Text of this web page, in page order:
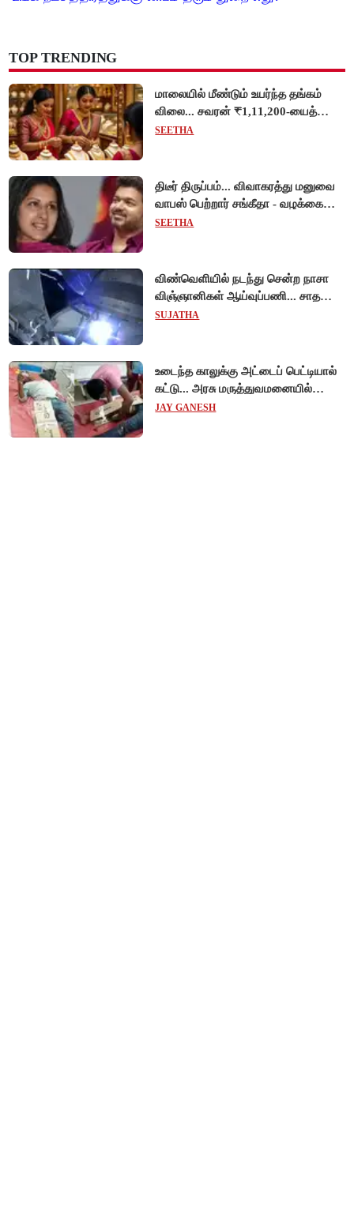
TOP TRENDING
மாலையில் மீண்டும் உயர்ந்த தங்கம்
விலை... சவரன் ₹1,11,200-யைத்
தொட்டது!
SEETHA
திடீர் திருப்பம்... விவாகரத்து மனுவை
வாபஸ் பெற்றார் சங்கீதா - வழக்கை
முடித்து வைத்தது செங்கல்பட்டு
SEETHA
விண்வெளியில் நடந்து சென்ற நாசா
விஞ்ஞானிகள் ஆய்வுப்பணி... சாதனை
!
SUJATHA
உடைந்த காலுக்கு அட்டைப் பெட்டியால்
கட்டு... அரசு மருத்துவமனையில்
விநோத சிகிச்சை... அதிர்ச்சி வீடியோ!
JAY GANESH